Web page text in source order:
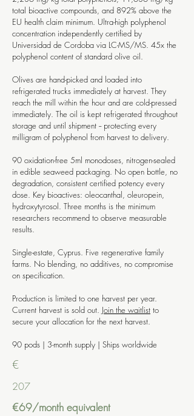
total bioactive compounds, and 892% above the
EU health claim minimum. Ultra-high polyphenol
concentration independently certified by
Universidad de Cordoba via LC-MS/MS. 45x the
polyphenol content of standard olive oil.
Olives are hand-picked and loaded into
refrigerated trucks immediately at harvest. They
reach the mill within the hour and are cold-pressed
immediately. The oil is kept refrigerated throughout
storage and until shipment -- protecting every
milligram of polyphenol from harvest to delivery.
90 oxidation-free 5ml monodoses, nitrogen-sealed
in edible seaweed packaging. No open bottle, no
degradation, consistent certified potency every
dose. Key bioactives: oleocanthal, oleuropein,
hydroxytyrosol. Three months is the minimum
researchers recommend to observe measurable
results.
Single-estate, Cyprus. Five regenerative family
farms. No blending, no additives, no compromise
on specification.
Production is limited to one harvest per year.
Current harvest is sold out. Join the waitlist to
secure your allocation for the next harvest.
90 pods | 3-month supply | Ships worldwide
€
207
€69/month equivalent